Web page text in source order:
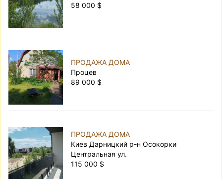
58 000 $
ПРОДАЖА ДОМА
Процев
89 000 $
ПРОДАЖА ДОМА
Киев Дарницкий р-н Осокорки
Центральная ул.
115 000 $